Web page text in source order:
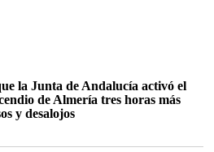
la Junta de Andalucía activó el
de Almería tres horas más
y desalojos